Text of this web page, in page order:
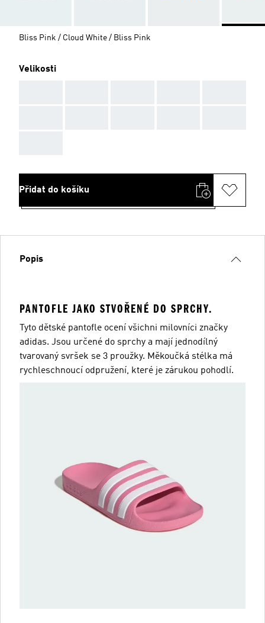
Bliss Pink / Cloud White / Bliss Pink
Velikosti
Přidat do košíku
Popis
PANTOFLE JAKO STVOŘENÉ DO SPRCHY.
Tyto dětské pantofle ocení všichni milovníci značky
adidas. Jsou určené do sprchy a mají jednodílný
tvarovaný svršek se 3 proužky. Měkoučká stélka má
rychleschnoucí odpružení, které je zárukou pohodlí.